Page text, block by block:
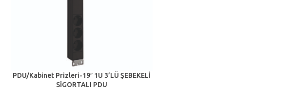
PDU/Kabinet Prizleri-19″ 1U 3’LÜ ŞEBEKELİ
SİGORTALI PDU